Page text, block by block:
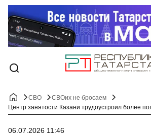
СВО
СВОих не бросаем
06.07.2026 11:46